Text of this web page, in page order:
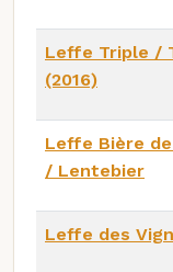
Leffe Triple /
(2016)
Leffe Bière
/ Lentebier
Leffe des